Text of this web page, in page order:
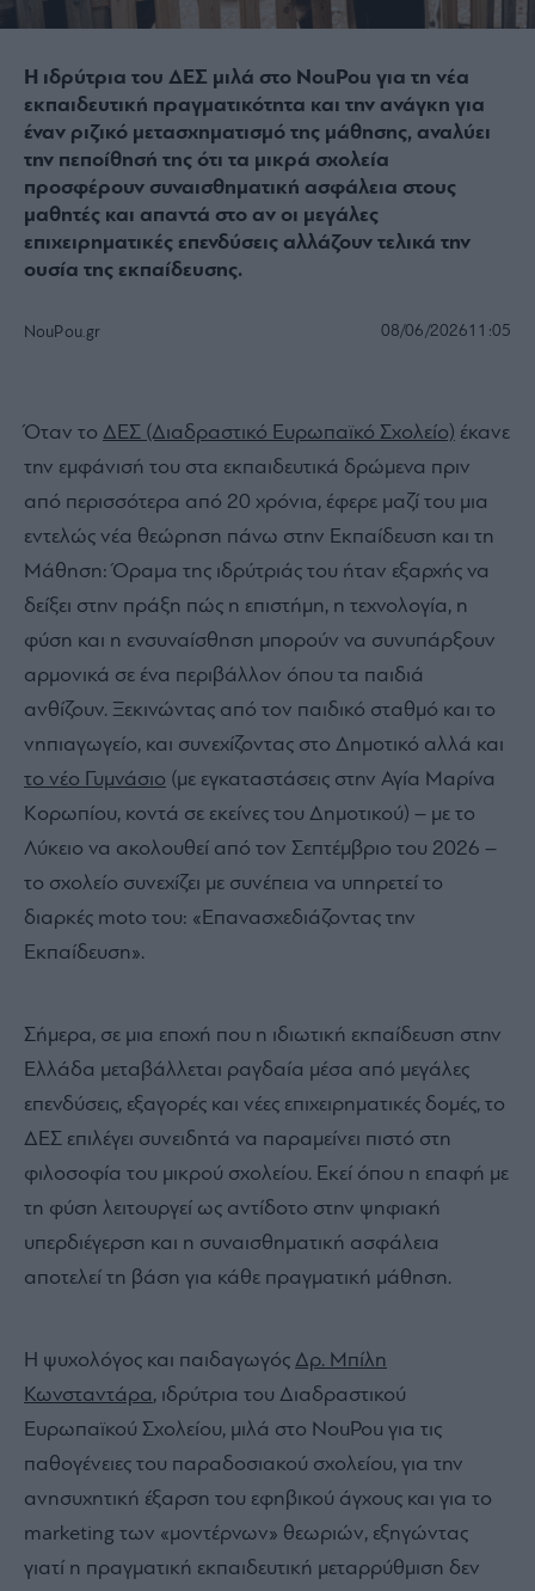
Η ιδρύτρια του ΔΕΣ μιλά στο NouPou για τη νέα
εκπαιδευτική πραγματικότητα και την ανάγκη για
έναν ριζικό μετασχηματισμό της μάθησης, αναλύει
την πεποίθησή της ότι τα μικρά σχολεία
προσφέρουν συναισθηματική ασφάλεια στους
μαθητές και απαντά στο αν οι μεγάλες
επιχειρηματικές επενδύσεις αλλάζουν τελικά την
ουσία της εκπαίδευσης.
NouPou.gr 08/06/202611:05
Όταν το ΔΕΣ (Διαδραστικό Ευρωπαϊκό Σχολείο) έκανε
την εμφάνισή του στα εκπαιδευτικά δρώμενα πριν
από περισσότερα από 20 χρόνια, έφερε μαζί του μια
εντελώς νέα θεώρηση πάνω στην Εκπαίδευση και τη
Μάθηση: Όραμα της ιδρύτριάς του ήταν εξαρχής να
δείξει στην πράξη πώς η επιστήμη, η τεχνολογία, η
φύση και η ενσυναίσθηση μπορούν να συνυπάρξουν
αρμονικά σε ένα περιβάλλον όπου τα παιδιά
ανθίζουν. Ξεκινώντας από τον παιδικό σταθμό και το
νηπιαγωγείο, και συνεχίζοντας στο Δημοτικό αλλά και
το νέο Γυμνάσιο (με εγκαταστάσεις στην Αγία Μαρίνα
Κορωπίου, κοντά σε εκείνες του Δημοτικού) – με το
Λύκειο να ακολουθεί από τον Σεπτέμβριο του 2026 –
το σχολείο συνεχίζει με συνέπεια να υπηρετεί το
διαρκές moto του: «Επανασχεδιάζοντας την
Εκπαίδευση».
Σήμερα, σε μια εποχή που η ιδιωτική εκπαίδευση στην
Ελλάδα μεταβάλλεται ραγδαία μέσα από μεγάλες
επενδύσεις, εξαγορές και νέες επιχειρηματικές δομές, το
ΔΕΣ επιλέγει συνειδητά να παραμείνει πιστό στη
φιλοσοφία του μικρού σχολείου. Εκεί όπου η επαφή με
τη φύση λειτουργεί ως αντίδοτο στην ψηφιακή
υπερδιέγερση και η συναισθηματική ασφάλεια
αποτελεί τη βάση για κάθε πραγματική μάθηση.
Η ψυχολόγος και παιδαγωγός Δρ. Μπίλη
Κωνσταντάρα, ιδρύτρια του Διαδραστικού
Ευρωπαϊκού Σχολείου, μιλά στο NouPou για τις
παθογένειες του παραδοσιακού σχολείου, για την
ανησυχητική έξαρση του εφηβικού άγχους και για το
marketing των «μοντέρνων» θεωριών, εξηγώντας
γιατί η πραγματική εκπαιδευτική μεταρρύθμιση δεν